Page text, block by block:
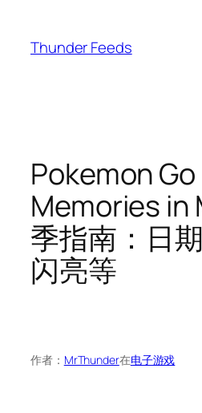
Thunder Feeds
Pokemon Go
Memories in
季指南：日期
闪亮等
作者： MrThunder在电子游戏